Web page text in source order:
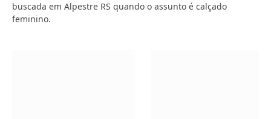
buscada em Alpestre RS quando o assunto é calçado
feminino.